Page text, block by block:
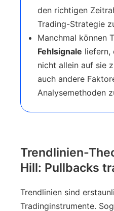
den richtigen
Trading-Strategie
Manchmal können
Fehlsignale liefern,
nicht allein auf sie
auch andere
Analysemethoden
Trendlinien-
Hill: Pullbacks
Trendlinien sind
Tradinginstrumente.